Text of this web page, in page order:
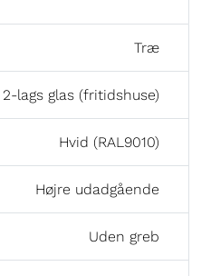
Træ
2-lags glas (fritidshuse)
Hvid (RAL9010)
Højre udadgående
Uden greb